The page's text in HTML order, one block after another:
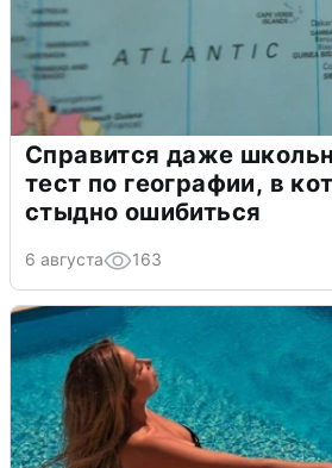
Справится даже
тест по географии, в
стыдно ошибиться
6 августа 163